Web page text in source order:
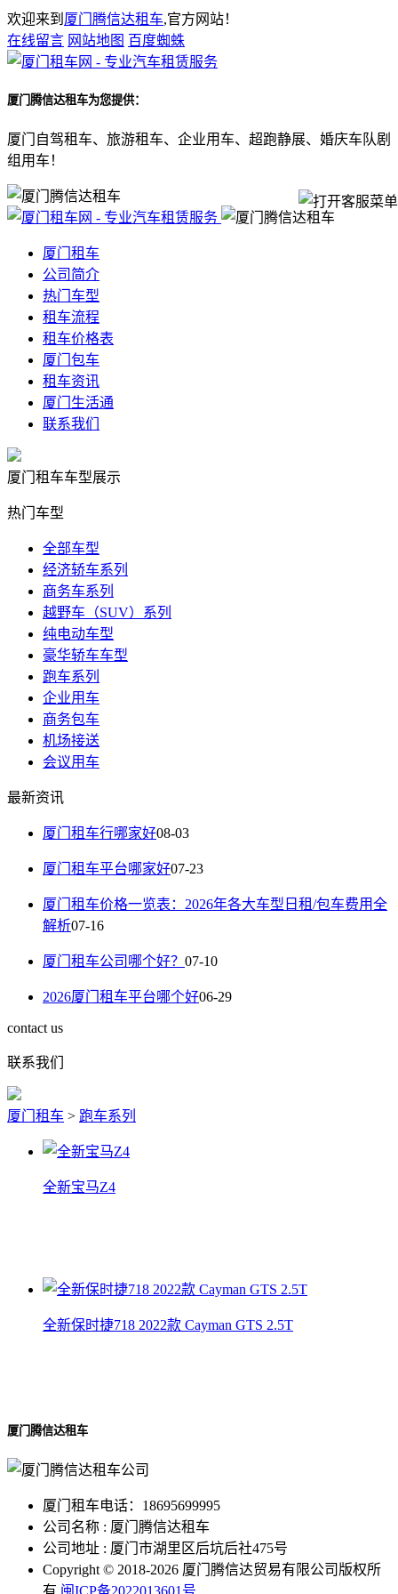
欢迎来到 厦门腾信达租车,官方网站！
在线留言 网站地图 百度蜘蛛
厦门腾信达租车为您提供：
厦门自驾租车、旅游租车、企业用车、超跑静展、婚庆车队剧
组用车！
厦门租车
公司简介
热门车型
租车流程
租车价格表
厦门包车
租车资讯
厦门生活通
联系我们
厦门租车车型展示
热门车型
全部车型
经济轿车系列
商务车系列
越野车（SUV）系列
纯电动车型
豪华轿车车型
跑车系列
企业用车
商务包车
机场接送
会议用车
最新资讯
厦门租车行哪家好08-03
厦门租车平台哪家好07-23
厦门租车价格一览表：2026年各大车型日租/包车费用全
解析07-16
厦门租车公司哪个好？ 07-10
2026厦门租车平台哪个好06-29
contact us
联系我们
厦门租车 > 跑车系列
全新宝马Z4
全新保时捷718 2022款 Cayman GTS 2.5T
厦门腾信达租车
厦门租车电话：18695699995
公司名称 : 厦门腾信达租车
公司地址 : 厦门市湖里区后坑后社475号
Copyright © 2018-2026 厦门腾信达贸易有限公司版权所
有 闽ICP备2022013601号